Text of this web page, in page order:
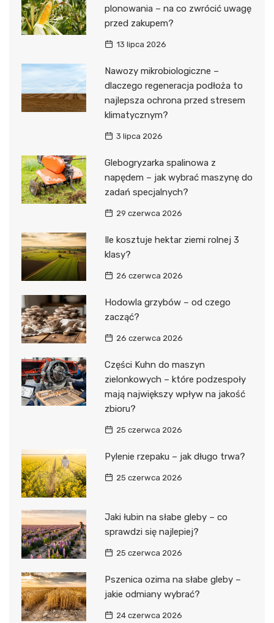
plonowania – na co zwrócić uwagę
przed zakupem?
13 lipca 2026
Nawozy mikrobiologiczne –
dlaczego regeneracja podłoża to
najlepsza ochrona przed stresem
klimatycznym?
3 lipca 2026
Glebogryzarka spalinowa z
napędem – jak wybrać maszynę do
zadań specjalnych?
29 czerwca 2026
Ile kosztuje hektar ziemi rolnej 3
klasy?
26 czerwca 2026
Hodowla grzybów – od czego
zacząć?
26 czerwca 2026
Części Kuhn do maszyn
zielonkowych – które podzespoły
mają największy wpływ na jakość
zbioru?
25 czerwca 2026
Pylenie rzepaku – jak długo trwa?
25 czerwca 2026
Jaki łubin na słabe gleby – co
sprawdzi się najlepiej?
25 czerwca 2026
Pszenica ozima na słabe gleby –
jakie odmiany wybrać?
24 czerwca 2026